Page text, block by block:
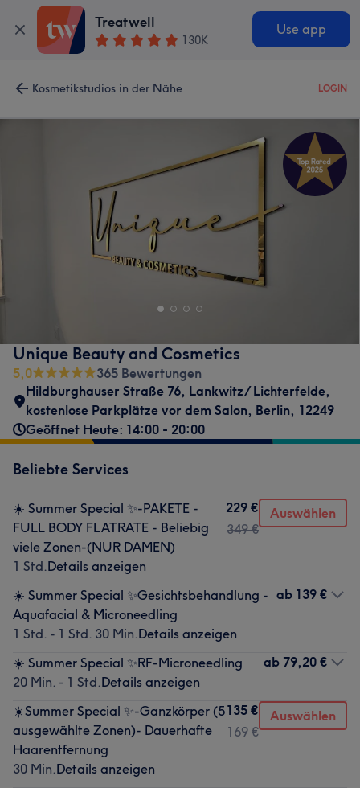
Treatwell
130K
Use app
Kosmetikstudios in der Nähe LOGIN
Unique Beauty and Cosmetics
5,0
365 Bewertungen
Hildburghauser Straße 76, Lankwitz/ Lichterfelde,
kostenlose Parkplätze vor dem Salon, Berlin, 12249
Geöffnet Heute: 14:00 - 20:00
Beliebte Services
☀️ Summer Special ✨-PAKETE -
FULL BODY FLATRATE - Beliebig
viele Zonen-(NUR DAMEN)
1 Std.Details anzeigen
229 €
349 €
Auswählen
☀️ Summer Special ✨Gesichtsbehandlung -
Aquafacial & Microneedling
1 Std. - 1 Std. 30 Min.Details anzeigen
ab 139 €
☀️ Summer Special ✨RF-Microneedling
20 Min. - 1 Std.Details anzeigen
ab 79,20 €
☀️Summer Special ✨-Ganzkörper (5
ausgewählte Zonen)- Dauerhafte
Haarentfernung
30 Min.Details anzeigen
135 €
169 €
Auswählen